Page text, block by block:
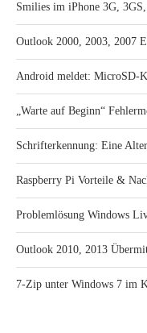
Smilies im iPhone 3G,
Outlook 2000, 2003, 2007
Android meldet: MicroSD-
„Warte auf Beginn“
Schrifterkennung: Eine
Raspberry Pi Vorteile &
Problemlösung Windows
Outlook 2010, 2013
7-Zip unter Windows 7 im